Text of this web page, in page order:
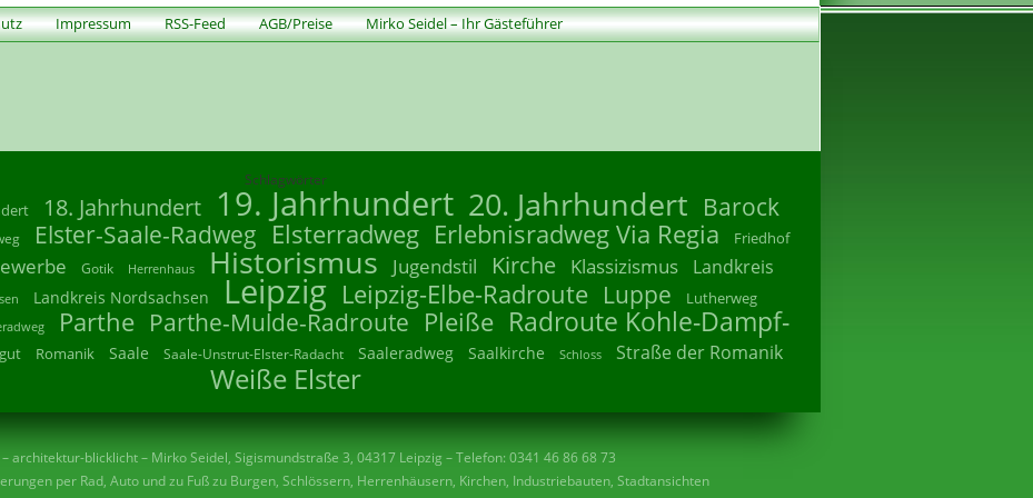
Impressum RSS-Feed AGB/Preise Mirko Seidel – Ihr Gästeführer
Schlagwörter
18. Jahrhundert 19. Jahrhundert 20. Jahrhundert Barock
Elster-Saale-Radweg Elsterradweg Erlebnisradweg Via Regia Friedhof
Gotik Herrenhaus Historismus Jugendstil Kirche Klassizismus
Landkreis
Landkreis Nordsachsen Leipzig Leipzig-Elbe-Radroute Luppe Lutherweg
Parthe Parthe-Mulde-Radroute Pleiße Radroute Kohle-Dampf-
Romanik Saale Saale-Unstrut-Elster-Radacht Saaleradweg Saalkirche Schloss Straße der Romanik
Weiße Elster
architektur-blicklicht – Mirko Seidel, Sigismundstraße 3, 04317 Leipzig – Telefon: 0341 46 86 68 73
per Rad, Auto und zu Fuß zu Burgen, Schlössern, Herrenhäusern, Kirchen, Industriebauten, Stadtansichten